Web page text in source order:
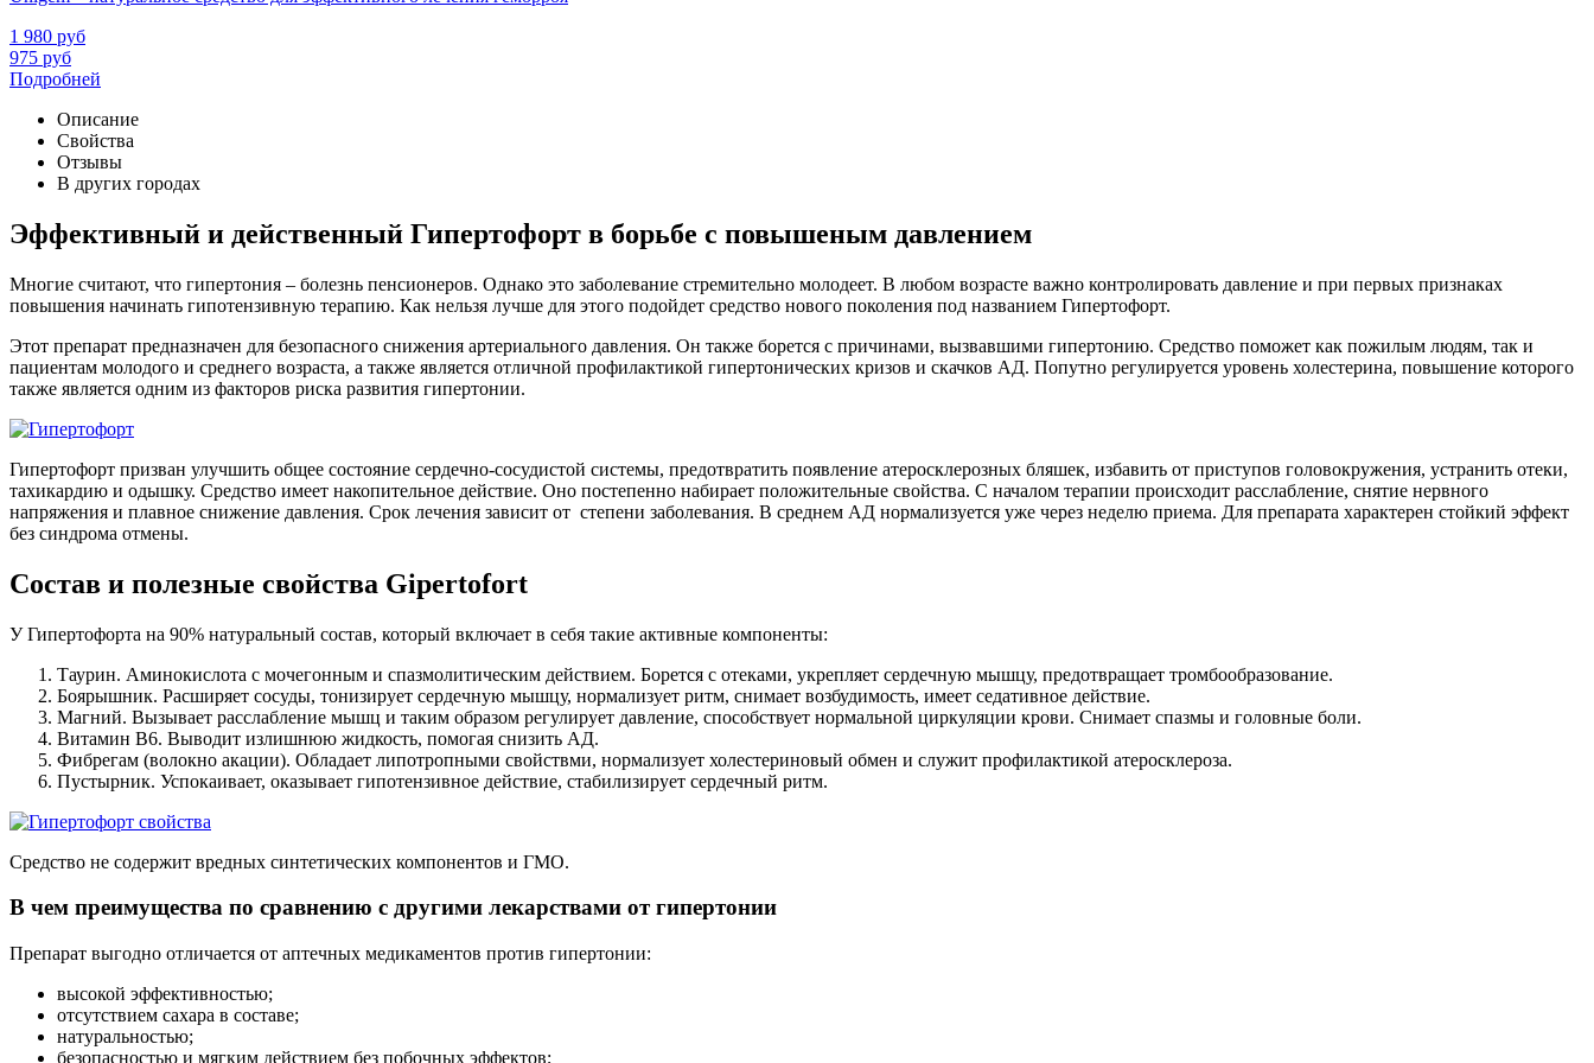
1 980 руб
975 руб
Подробней
Описание
Свойства
Отзывы
В других городах
Эффективный и действенный Гипертофорт в борьбе с повышеным давлением
Многие считают, что гипертония – болезнь пенсионеров. Однако это заболевание стремительно молодеет. В любом возрасте важно контролировать давление и при первых признаках
повышения начинать гипотензивную терапию. Как нельзя лучше для этого подойдет средство нового поколения под названием Гипертофорт.
Этот препарат предназначен для безопасного снижения артериального давления. Он также борется с причинами, вызвавшими гипертонию. Средство поможет как пожилым людям, так и
пациентам молодого и среднего возраста, а также является отличной профилактикой гипертонических кризов и скачков АД. Попутно регулируется уровень холестерина, повышение которого
также является одним из факторов риска развития гипертонии.
Гипертофорт призван улучшить общее состояние сердечно-сосудистой системы, предотвратить появление атеросклерозных бляшек, избавить от приступов головокружения, устранить отеки,
тахикардию и одышку. Средство имеет накопительное действие. Оно постепенно набирает положительные свойства. С началом терапии происходит расслабление, снятие нервного
напряжения и плавное снижение давления. Срок лечения зависит от степени заболевания. В среднем АД нормализуется уже через неделю приема. Для препарата характерен стойкий эффект
без синдрома отмены.
Состав и полезные свойства Gipertofort
У Гипертофорта на 90% натуральный состав, который включает в себя такие активные компоненты:
Таурин. Аминокислота с мочегонным и спазмолитическим действием. Борется с отеками, укрепляет сердечную мышцу, предотвращает тромбообразование.
Боярышник. Расширяет сосуды, тонизирует сердечную мышцу, нормализует ритм, снимает возбудимость, имеет седативное действие.
Магний. Вызывает расслабление мышц и таким образом регулирует давление, способствует нормальной циркуляции крови. Снимает спазмы и головные боли.
Витамин В6. Выводит излишнюю жидкость, помогая снизить АД.
Фибрегам (волокно акации). Обладает липотропными свойствми, нормализует холестериновый обмен и служит профилактикой атеросклероза.
Пустырник. Успокаивает, оказывает гипотензивное действие, стабилизирует сердечный ритм.
Средство не содержит вредных синтетических компонентов и ГМО.
В чем преимущества по сравнению с другими лекарствами от гипертонии
Препарат выгодно отличается от аптечных медикаментов против гипертонии:
высокой эффективностью;
отсутствием сахара в составе;
натуральностью;
безопасностью и мягким действием без побочных эффектов;